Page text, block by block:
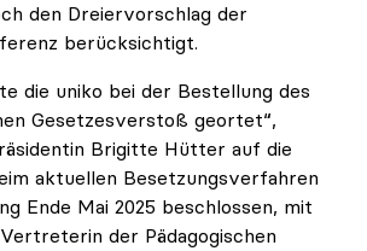
den Dreiervorschlag der
berücksichtigt.
die uniko bei der Bestellung des
Gesetzesverstoß geortet“,
Brigitte Hütter auf die
aktuellen Besetzungsverfahren
Ende Mai 2025 beschlossen, mit
der Pädagogischen